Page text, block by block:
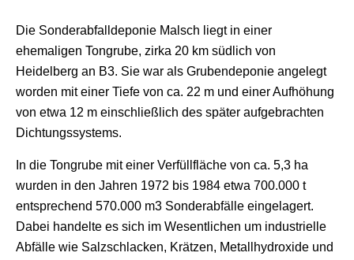
Die Sonderabfalldeponie Malsch liegt in einer
ehemaligen Tongrube, zirka 20 km südlich von
Heidelberg an B3. Sie war als Grubendeponie angelegt
worden mit einer Tiefe von ca. 22 m und einer Aufhöhung
von etwa 12 m einschließlich des später aufgebrachten
Dichtungssystems.
In die Tongrube mit einer Verfüllfläche von ca. 5,3 ha
wurden in den Jahren 1972 bis 1984 etwa 700.000 t
entsprechend 570.000 m3 Sonderabfälle eingelagert.
Dabei handelte es sich im Wesentlichen um industrielle
Abfälle wie Salzschlacken, Krätzen, Metallhydroxide und